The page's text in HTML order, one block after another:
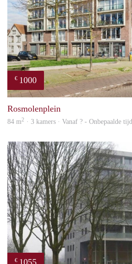
€ 1000
Rosmolenplein
84 m2 · 3 kamers · Vanaf ? - Onbepaalde tijd
€ 1055